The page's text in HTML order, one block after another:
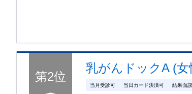
第2位
乳がんドックA (
当月受診可 当日カード決済可 結果面